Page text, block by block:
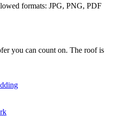
formats: JPG, PNG, PDF
you can count on. The roof is